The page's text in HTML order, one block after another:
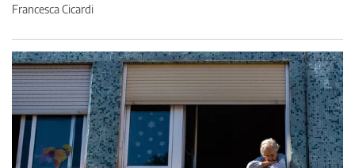
Francesca Cicardi